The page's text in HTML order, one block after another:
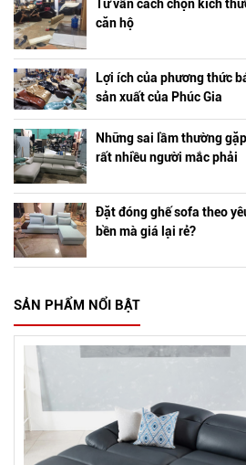
Tư vấn cách chọn kích
căn hộ
Lợi ích của phương thức
sản xuất của Phúc Gia
Những sai lầm thường
rất nhiều người mắc phải
Đặt đóng ghế sofa theo
bền mà giá lại rẻ?
SẢN PHẨM NỔI BẬT